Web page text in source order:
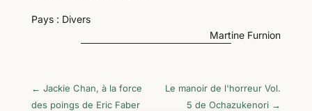
Pays : Divers
Martine Furnion
← Jackie Chan, à la force
des poings de Eric Faber
Le manoir de l'horreur Vol.
5 de Ochazukenori →